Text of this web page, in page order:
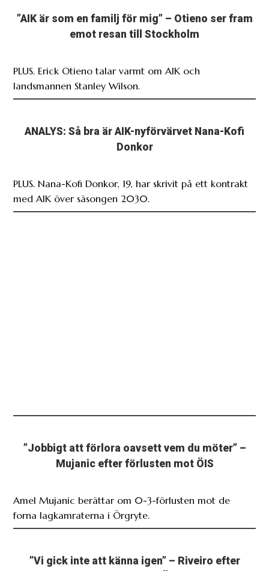
”AIK är som en familj för mig” – Otieno ser fram
emot resan till Stockholm
PLUS. Erick Otieno talar varmt om AIK och
landsmannen Stanley Wilson.
ANALYS: Så bra är AIK-nyförvärvet Nana-Kofi
Donkor
PLUS. Nana-Kofi Donkor, 19, har skrivit på ett kontrakt
med AIK över säsongen 2030.
”Jobbigt att förlora oavsett vem du möter” –
Mujanic efter förlusten mot ÖIS
Amel Mujanic berättar om 0-3-förlusten mot de
forna lagkamraterna i Örgryte.
”Vi gick inte att känna igen” – Riveiro efter